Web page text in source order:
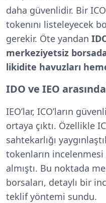
daha güvenlidir. Bir
tokenını listeleyecek
gerekir. Öte yandan
merkeziyetsiz
likidite havuzları
IDO ve IEO
IEO’lar, ICO’ların
ortaya çıktı. Özellikle
sahtekarlığı
tokenların
almıştı. Bu noktada
borsaları, detaylı bir
teklif yöntemi sundu.